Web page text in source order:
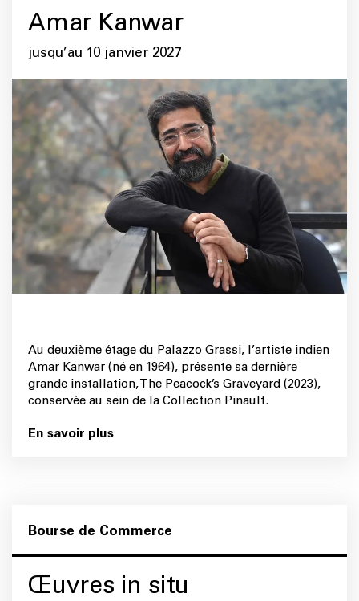
Amar Kanwar
jusqu’au 10 janvier 2027
Au deuxième étage du Palazzo Grassi, l’artiste indien
Amar Kanwar (né en 1964), présente sa dernière
grande installation, The Peacock’s Graveyard (2023),
conservée au sein de la Collection Pinault.
En savoir plus
Bourse de Commerce
Œuvres in situ